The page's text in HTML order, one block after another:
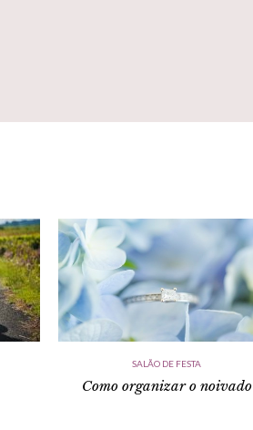
SALÃO DE FESTA
Como organizar o noivado